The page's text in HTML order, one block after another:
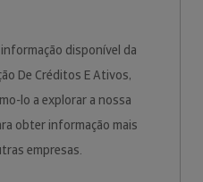
disponível da
De Créditos E Ativos,
lo a explorar a nossa
obter informação mais
empresas.